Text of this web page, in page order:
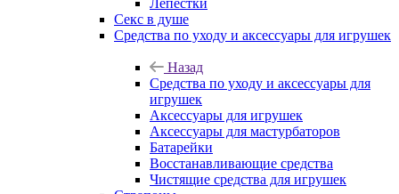
Лепестки
Секс в душе
Средства по уходу и аксессуары для игрушек
Назад
Средства по уходу и аксессуары для
игрушек
Аксессуары для игрушек
Аксессуары для мастурбаторов
Батарейки
Восстанавливающие средства
Чистящие средства для игрушек